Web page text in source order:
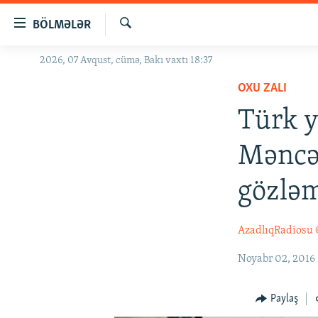
BÖLMƏLƏR
GÜNDƏM
Axtar
2026, 07 Avqust, cümə, Bakı vaxtı 18:37
OXU ZALI
Türk
AzadlıqRadiosu
Noyabr 02, 2016
Paylaş